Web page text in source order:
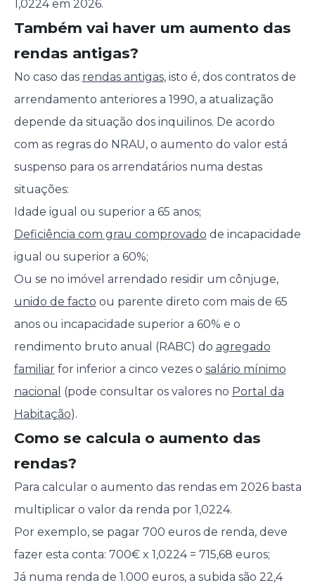
1,0224 em 2026.
Também vai haver um aumento das
rendas antigas?
No caso das rendas antigas, isto é, dos contratos de
arrendamento anteriores a 1990, a atualização
depende da situação dos inquilinos. De acordo
com as regras do NRAU, o aumento do valor está
suspenso para os arrendatários numa destas
situações:
Idade igual ou superior a 65 anos;
Deficiência com grau comprovado de incapacidade
igual ou superior a 60%;
Ou se no imóvel arrendado residir um cônjuge,
unido de facto ou parente direto com mais de 65
anos ou incapacidade superior a 60% e o
rendimento bruto anual (RABC) do agregado
familiarfor inferior a cinco vezes o salário mínimo
nacional (pode consultar os valores no Portal da
Habitação).
Como se calcula o aumento das
rendas?
Para calcular o aumento das rendas em 2026 basta
multiplicar o valor da renda por 1,0224.
Por exemplo, se pagar 700 euros de renda, deve
fazer esta conta: 700€ x 1,0224 = 715,68 euros;
Já numa renda de 1.000 euros, a subida são 22,4